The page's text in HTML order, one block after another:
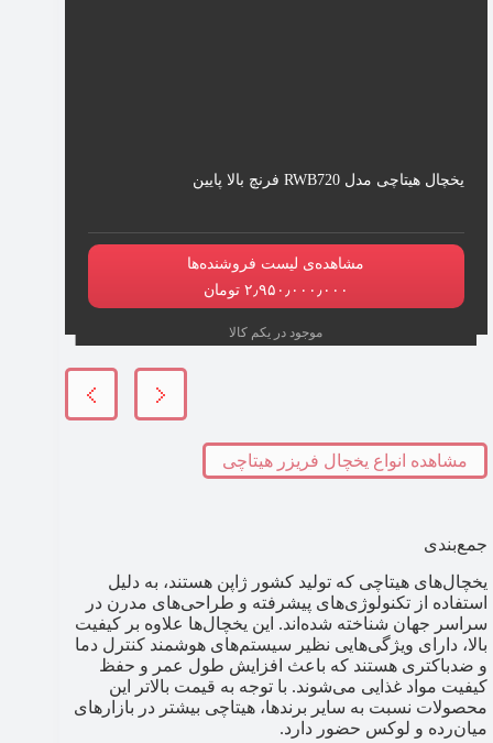
یخچال هیتاچی مدل RWB720 فرنچ بالا پایین
مشاهده‌ی لیست فروشنده‌ها
۲٫۹۵۰٫۰۰۰٫۰۰۰ تومان
موجود در یکم کالا
مشاهده انواع یخچال فریزر هیتاچی
جمع‌بندی
یخچال‌های هیتاچی که تولید کشور ژاپن هستند، به دلیل
استفاده از تکنولوژی‌های پیشرفته و طراحی‌های مدرن در
سراسر جهان شناخته شده‌اند. این یخچال‌ها علاوه بر کیفیت
بالا، دارای ویژگی‌هایی نظیر سیستم‌های هوشمند کنترل دما
و ضدباکتری هستند که باعث افزایش طول عمر و حفظ
کیفیت مواد غذایی می‌شوند. با توجه به قیمت بالاتر این
محصولات نسبت به سایر برندها، هیتاچی بیشتر در بازارهای
میان‌رده و لوکس حضور دارد.